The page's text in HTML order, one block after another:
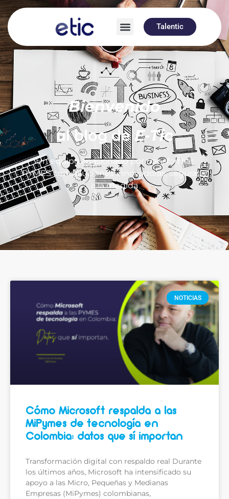
Talentic
Bienvenido
al blog deE-Tic
Un equipo apasionado por transformar
PYMES con soluciones innovadoras, seguras y
a la medida
NOTICIAS
Cómo Microsoft respalda a las
MiPymes de tecnología en
Colombia: datos que sí importan
Transformación digital con respaldo real Durante
los últimos años, Microsoft ha intensificado su
apoyo a las Micro, Pequeñas y Medianas
Empresas (MiPymes) colombianas,